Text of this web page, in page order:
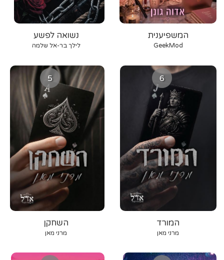
נשואה לפשע
לילך בר-אל שלמה
המשפיענית
GeekMod
5
השחקן
מרני מאן
6
המורד
מרני מאן